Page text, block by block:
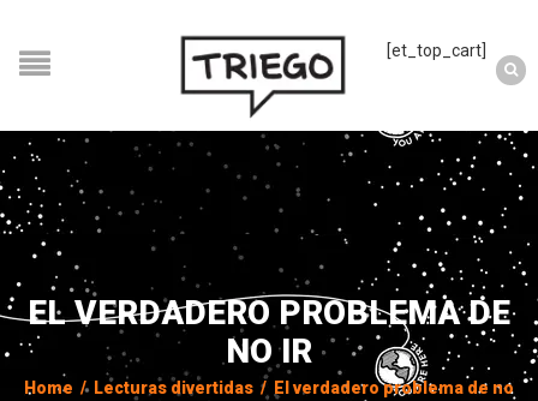
[et_top_cart]
EL VERDADERO PROBLEMA DE
NO IR
Home / Lecturas divertidas / El verdadero problema de no